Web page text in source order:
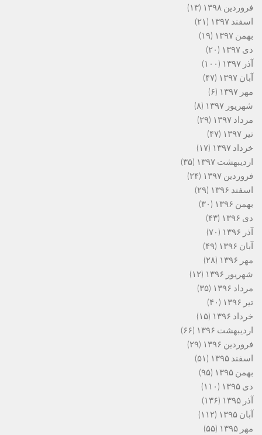
فروردین ۱۳۹۸
(۱۳)
اسفند ۱۳۹۷
(۲۱)
بهمن ۱۳۹۷
(۱۹)
دی ۱۳۹۷
(۲۰)
آذر ۱۳۹۷
(۱۰۰)
آبان ۱۳۹۷
(۴۷)
مهر ۱۳۹۷
(۶)
شهریور ۱۳۹۷
(۸)
مرداد ۱۳۹۷
(۲۹)
تیر ۱۳۹۷
(۴۷)
خرداد ۱۳۹۷
(۱۷)
اردیبهشت ۱۳۹۷
(۳۵)
فروردین ۱۳۹۷
(۲۴)
اسفند ۱۳۹۶
(۲۹)
بهمن ۱۳۹۶
(۳۰)
دی ۱۳۹۶
(۴۳)
آذر ۱۳۹۶
(۷۰)
آبان ۱۳۹۶
(۴۹)
مهر ۱۳۹۶
(۲۸)
شهریور ۱۳۹۶
(۱۲)
مرداد ۱۳۹۶
(۳۵)
تیر ۱۳۹۶
(۴۰)
خرداد ۱۳۹۶
(۱۵)
اردیبهشت ۱۳۹۶
(۶۶)
فروردین ۱۳۹۶
(۲۹)
اسفند ۱۳۹۵
(۵۱)
بهمن ۱۳۹۵
(۹۵)
دی ۱۳۹۵
(۱۱۰)
آذر ۱۳۹۵
(۱۳۶)
آبان ۱۳۹۵
(۱۱۲)
مهر ۱۳۹۵
(۵۵)